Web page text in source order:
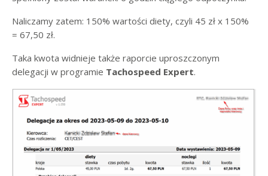
Naliczamy zatem: 150% wartości diety, czyli 45 zł x 150%
= 67,50 zł.
Taka kwota widnieje także raporcie uproszczonym
delegacji w programie Tachospeed Expert.